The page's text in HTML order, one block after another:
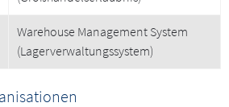
Warehouse Management System
(Lagerverwaltungssystem)